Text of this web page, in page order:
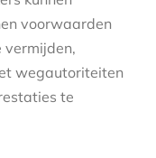
voorwaarden
vermijden,
wegautoriteiten
te